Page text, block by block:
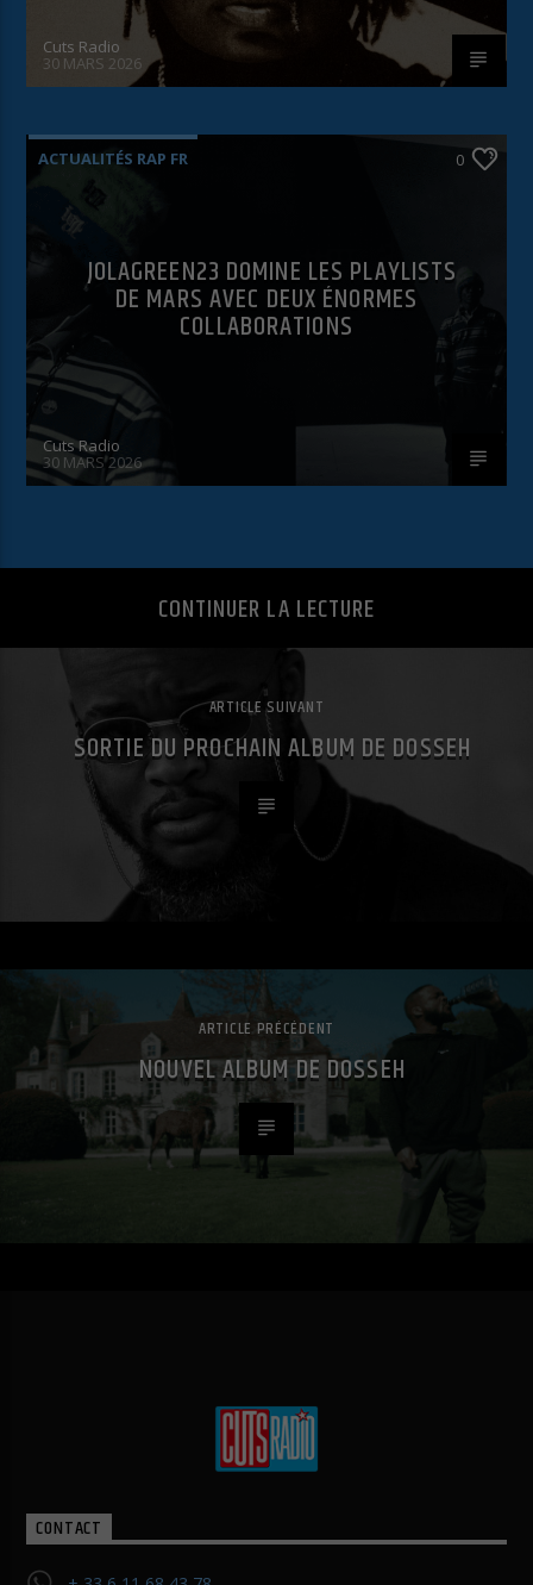
Cuts Radio
30 MARS 2026
ACTUALITÉS RAP FR 0
JOLAGREEN23 DOMINE LES PLAYLISTS
DE MARS AVEC DEUX ÉNORMES
COLLABORATIONS
Cuts Radio
30 MARS 2026
CONTINUER LA LECTURE
ARTICLE SUIVANT
SORTIE DU PROCHAIN ALBUM DE DOSSEH
ARTICLE PRÉCÉDENT
NOUVEL ALBUM DE DOSSEH
CONTACT